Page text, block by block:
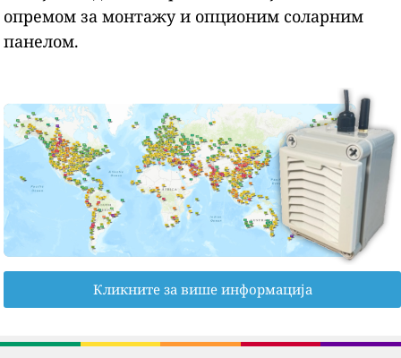
опремом за монтажу и опционим соларним
панелом.
Кликните за више информација